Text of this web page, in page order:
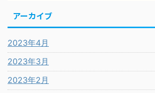
アーカイブ
2023年4月
2023年3月
2023年2月